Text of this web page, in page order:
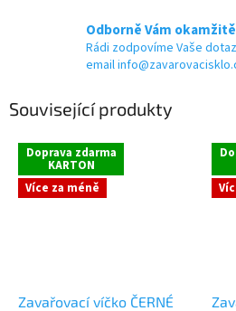
Odborně Vám
Rádi zodpovíme Vaše
email
Související produkty
Doprava zdarma
KARTON
Více za méně
Zavařovací víčko ČERNÉ